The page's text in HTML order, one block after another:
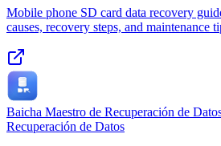
Mobile phone SD card data recovery
causes, recovery steps, and maintenance
Baicha Maestro de Recuperación de
Recuperación de Datos